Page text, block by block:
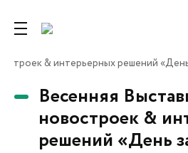
Ремонт от
Трейд-Ин
& интерьерных решений
Весенняя
новостроек &
решений «День